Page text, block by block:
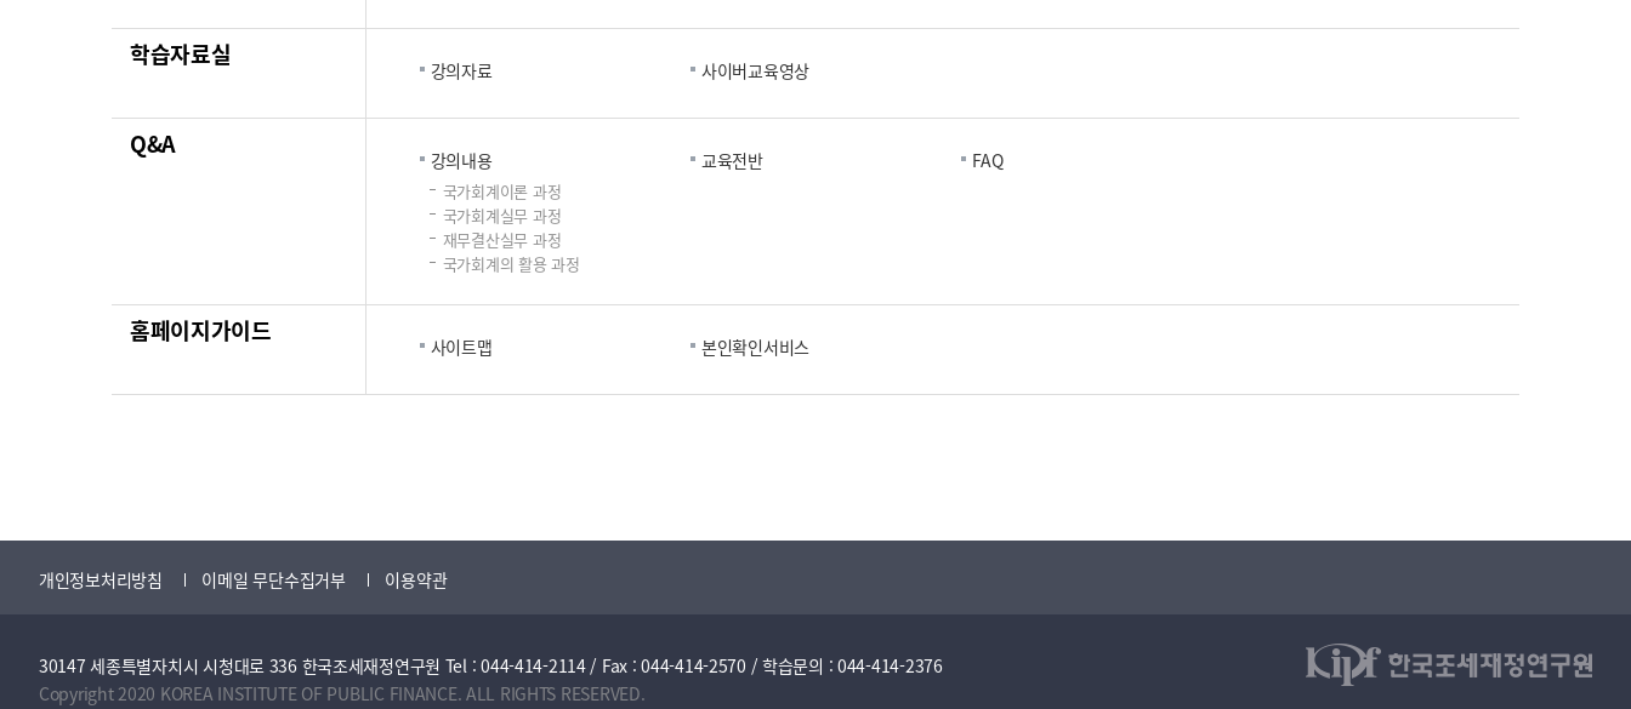
학습자료실
강의자료 사이버교육영상
Q&A
강의내용
국가회계이론 과정
국가회계실무 과정
재무결산실무 과정
국가회계의 활용 과정
교육전반 FAQ
홈페이지가이드
사이트맵 본인확인서비스
개인정보처리방침 이메일 무단수집거부 이용약관
30147 세종특별자치시 시청대로 336 한국조세재정연구원 Tel : 044-414-2114 / Fax : 044-414-2570 / 학습문의 : 044-414-2376
Copyright 2020 KOREA INSTITUTE OF PUBLIC FINANCE. ALL RIGHTS RESERVED.